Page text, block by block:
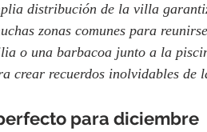
distribución de la villa
zonas comunes para
o una barbacoa junto a la
crear recuerdos inolvidables de
para diciembre